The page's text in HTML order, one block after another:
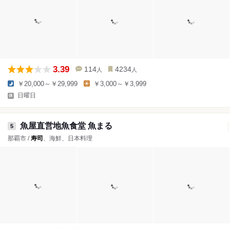
3.39 114 人 4234 人
￥20,000～￥29,999 ￥3,000～￥3,999
日曜日
5 魚屋直営地魚食堂 魚まる
那覇市 /寿司 、海鮮、日本料理